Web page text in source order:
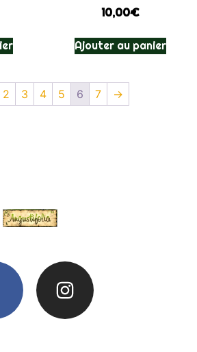
10,00€
Ajouter au panier
2 3 4 5 6 7 →